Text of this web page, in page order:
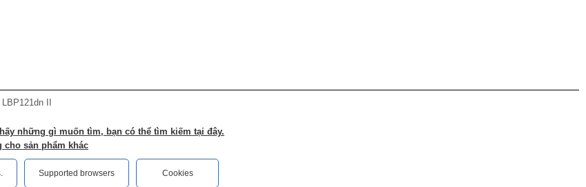
II
những gì muốn tìm, bạn có thể tìm kiếm tại đây.
sản phẩm khác
Supported browsers Cookies